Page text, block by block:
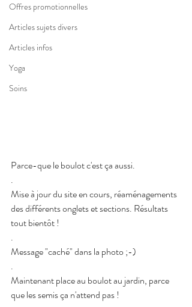
Offres promotionnelles
Articles sujets divers
Articles infos
Yoga
Soins
Parce-que le boulot c'est ça aussi.
.
Mise à jour du site en cours, réaménagements
des différents onglets et sections. Résultats
tout bientôt !
.
Message "caché" dans la photo ;-)
.
Maintenant place au boulot au jardin, parce
que les semis ça n'attend pas !